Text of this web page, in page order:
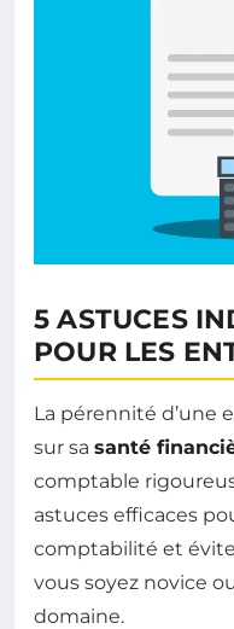
5 ASTUCES
POUR LES
La pérennité d’une
sur sa santé
comptable
astuces efficaces
comptabilité et
vous soyez novice
domaine.